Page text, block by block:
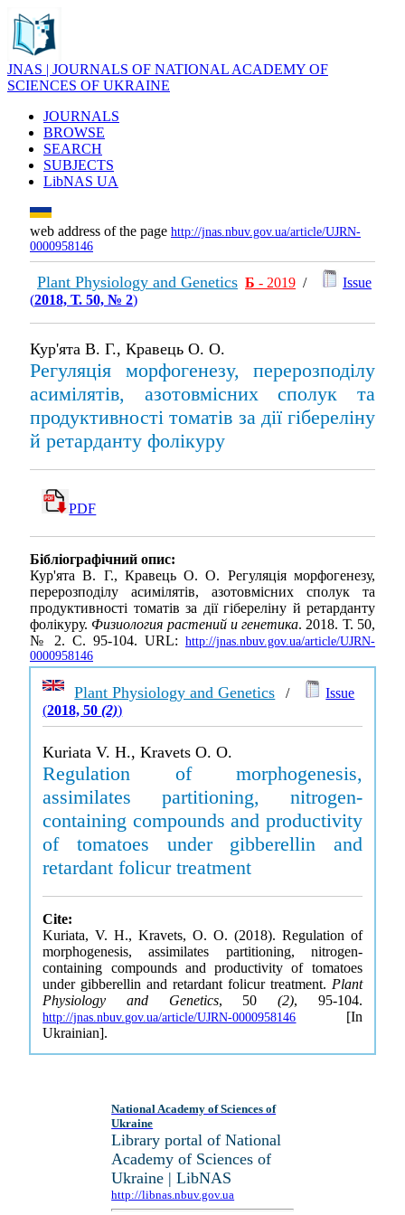
JNAS | JOURNALS OF NATIONAL ACADEMY OF
SCIENCES OF UKRAINE
JOURNALS
BROWSE
SEARCH
SUBJECTS
LibNAS UA
web address of the page http://jnas.nbuv.gov.ua/article/UJRN-
0000958146
Plant Physiology and Genetics Б - 2019 /
Issue
(2018, Т. 50, № 2)
Кур'ята В. Г., Кравець О. О.
Регуляція морфогенезу, перерозподілу
асимілятів, азотовмісних сполук та
продуктивності томатів за дії гібереліну
й ретарданту фолікуру
PDF
Бібліографічний опис:
Кур'ята В. Г., Кравець О. О. Регуляція морфогенезу,
перерозподілу асимілятів, азотовмісних сполук та
продуктивності томатів за дії гібереліну й ретарданту
фолікуру. Физиология растений и генетика. 2018. Т. 50,
№ 2. С. 95-104. URL: http://jnas.nbuv.gov.ua/article/UJRN-
0000958146
Plant Physiology and Genetics /
Issue
(2018, 50(2))
Kuriata V. H., Kravets O. O.
Regulation of morphogenesis,
assimilates partitioning, nitrogen-
containing compounds and productivity
of tomatoes under gibberellin and
retardant folicur treatment
Cite:
Kuriata, V. H., Kravets, O. O. (2018). Regulation of
morphogenesis, assimilates partitioning, nitrogen-
containing compounds and productivity of tomatoes
under gibberellin and retardant folicur treatment. Plant
Physiology and Genetics, 50(2), 95-104.
http://jnas.nbuv.gov.ua/article/UJRN-0000958146 [In
Ukrainian].
National Academy of Sciences of
Ukraine
Library portal of National
Academy of Sciences of
Ukraine | LibNAS
http://libnas.nbuv.gov.ua